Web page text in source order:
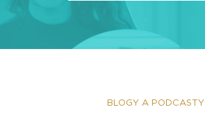
BLOGY A PODCASTY